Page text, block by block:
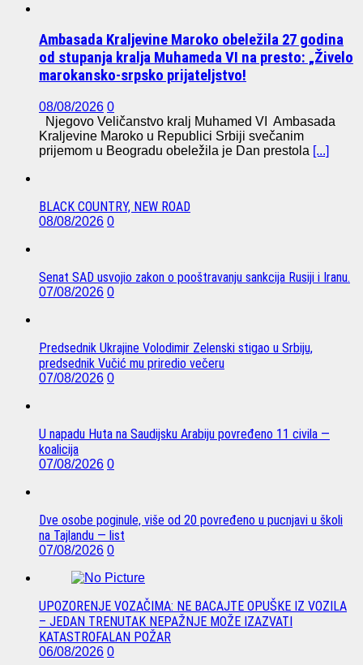
Ambasada Kraljevine Maroko obeležila 27 godina
od stupanja kralja Muhameda VI na presto: „Živelo
marokansko-srpsko prijateljstvo!
08/08/2026 0
Njegovo Veličanstvo kralj Muhamed VI Ambasada
Kraljevine Maroko u Republici Srbiji svečanim
prijemom u Beogradu obeležila je Dan prestola [...]
BLACK COUNTRY, NEW ROAD
08/08/2026 0
Senat SAD usvojio zakon o pooštravanju sankcija Rusiji i Iranu.
07/08/2026 0
Predsednik Ukrajine Volodimir Zelenski stigao u Srbiju,
predsednik Vučić mu priredio večeru
07/08/2026 0
U napadu Huta na Saudijsku Arabiju povređeno 11 civila —
koalicija
07/08/2026 0
Dve osobe poginule, više od 20 povređeno u pucnjavi u školi
na Tajlandu — list
07/08/2026 0
UPOZORENJE VOZAČIMA: NE BACAJTE OPUŠKE IZ VOZILA
– JEDAN TRENUTAK NEPAŽNJE MOŽE IZAZVATI
KATASTROFALAN POŽAR
06/08/2026 0